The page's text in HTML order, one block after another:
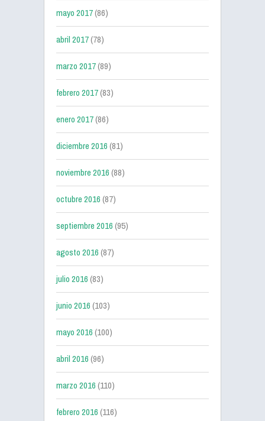
mayo 2017(86)
abril 2017(78)
marzo 2017(89)
febrero 2017(83)
enero 2017(86)
diciembre 2016(81)
noviembre 2016(88)
octubre 2016(87)
septiembre 2016(95)
agosto 2016(87)
julio 2016(83)
junio 2016(103)
mayo 2016(100)
abril 2016(96)
marzo 2016(110)
febrero 2016(116)